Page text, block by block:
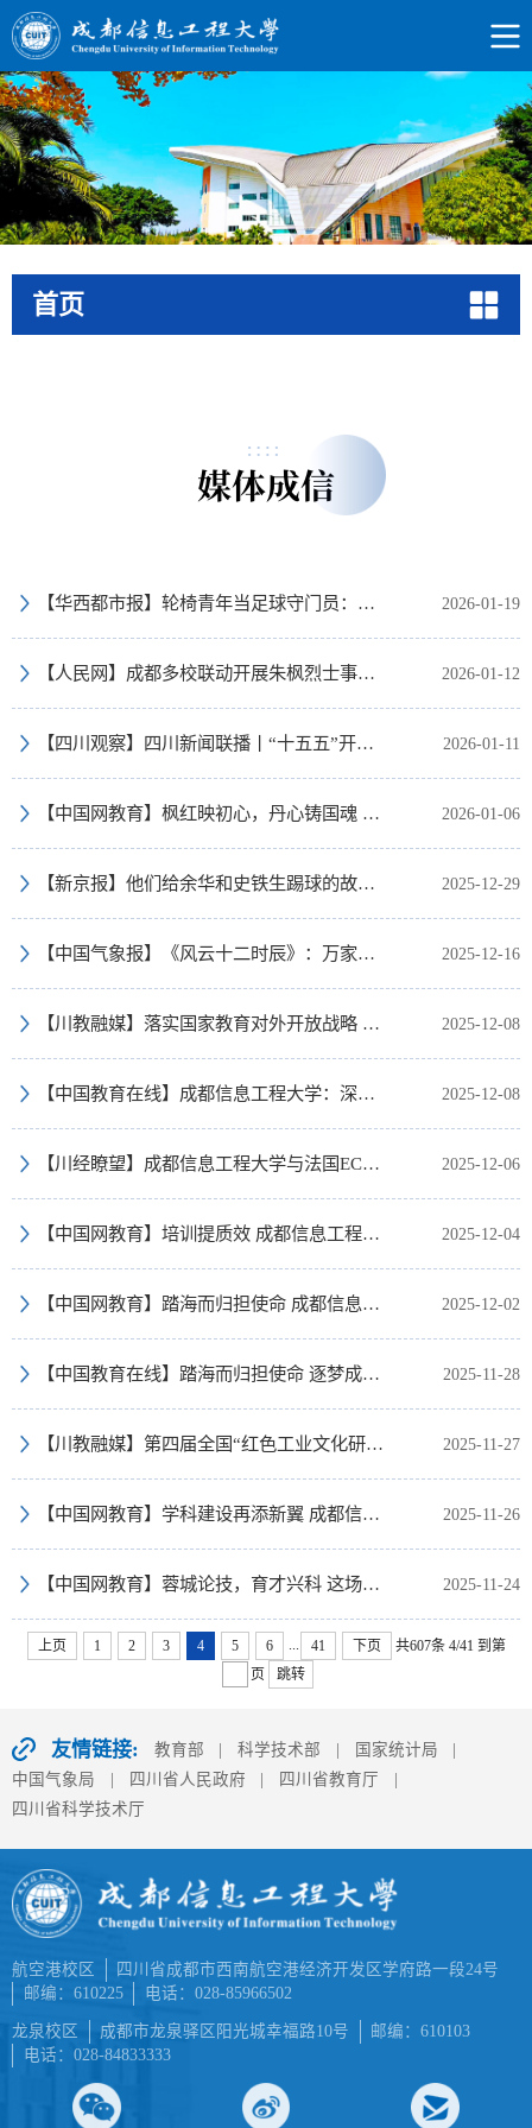
首页
媒体成信
【华西都市报】轮椅青年当足球守门员：撕去励志标签，为“普通”欢呼 2026-01-19
【人民网】成都多校联动开展朱枫烈士事迹报告会 2026-01-12
【四川观察】四川新闻联播丨“十五五”开新局：提质升级 推动四川教育科技人才一体化发展 2026-01-11
【中国网教育】枫红映初心，丹心铸国魂 成都信息工程大学举行这场英雄事迹报告会 2026-01-06
【新京报】他们给余华和史铁生踢球的故事，续写了一个青春的结尾 2025-12-29
【中国气象报】《风云十二时辰》：万家灯火的“守望者” 2025-12-16
【川教融媒】落实国家教育对外开放战略 成都信息工程大学与法国顶尖工程师学院共筑国际化工程人才培养新高地 2025-12-08
【中国教育在线】成都信息工程大学：深化中法教育合作，共筑人才培养新机制 2025-12-08
【川经瞭望】成都信息工程大学与法国ECAM拉萨尔工程师学院签约 合作成果亮相第二届中法教育发展论坛 2025-12-06
【中国网教育】培训提质效 成都信息工程大学为泸定县送上预算绩效管理“精准课” 2025-12-04
【中国网教育】踏海而归担使命 成都信息工程大学欧美同学会正式成立 2025-12-02
【中国教育在线】踏海而归担使命 逐梦成信启新程——成都信息工程大学欧美同学会成立 2025-11-28
【川教融媒】第四届全国“红色工业文化研究”学术论坛在蓉举行 2025-11-27
【中国网教育】学科建设再添新翼 成都信息工程大学“计算机科学”跻身ESI全球前1% 2025-11-26
【中国网教育】蓉城论技，育才兴科 这场射频微波电路设计竞赛决赛举行 2025-11-24
上页 1 2 3 4 5 6 ... 41 下页 共607条 4/41 到第
页
跳转
友情链接: 教育部 | 科学技术部 | 国家统计局
|
中国气象局
| 四川省人民政府 | 四川省教育厅
|
四川省科学技术厅
航空港校区
四川省成都市西南航空港经济开发区学府路一段24号
邮编：610225
电话：028-85966502
龙泉校区 成都市龙泉驿区阳光城幸福路10号
邮编：610103
电话：028-84833333